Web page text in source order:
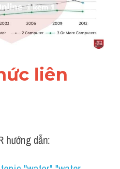
liên
hướng dẫn: